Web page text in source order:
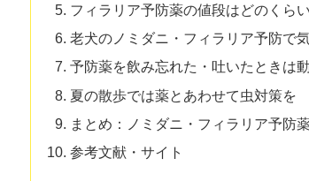
フィラリア予防薬の値段はどのくら
老犬のノミダニ・フィラリア予防で
予防薬を飲み忘れた・吐いたときは
夏の散歩では薬とあわせて虫対策を
まとめ：ノミダニ・フィラリア予防
参考文献・サイト